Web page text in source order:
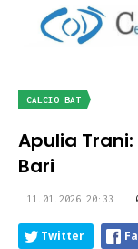
CALCIO BAT
Apulia
Bari
11.01.2026 20:33
Twitter